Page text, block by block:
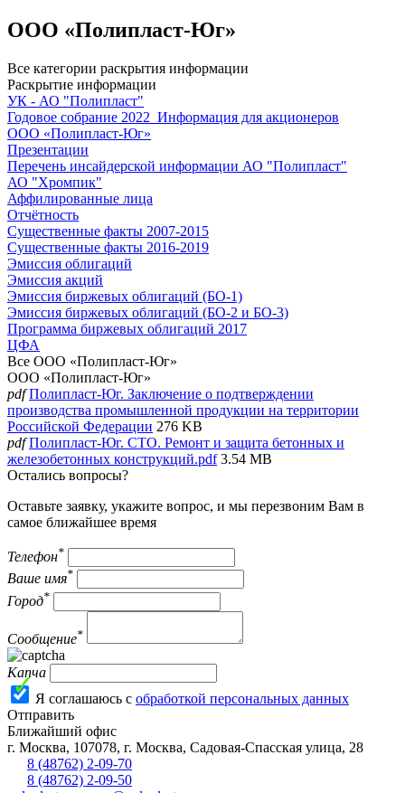
ООО «Полипласт-Юг»
Все категории раскрытия информации
Раскрытие информации
УК - АО "Полипласт"
Годовое собрание 2022_Информация для акционеров
ООО «Полипласт-Юг»
Презентации
Перечень инсайдерской информации АО "Полипласт"
АО "Хромпик"
Аффилированные лица
Отчётность
Существенные факты 2007-2015
Существенные факты 2016-2019
Эмиссия облигаций
Эмиссия акций
Эмиссия биржевых облигаций (БО-1)
Эмиссия биржевых облигаций (БО-2 и БО-3)
Программа биржевых облигаций 2017
ЦФА
Все ООО «Полипласт-Юг»
ООО «Полипласт-Юг»
pdf Полипласт-Юг. Заключение о подтверждении
производства промышленной продукции на территории
Российской Федерации 276 KB
pdf Полипласт-Юг. СТО. Ремонт и защита бетонных и
железобетонных конструкций.pdf 3.54 MB
Остались вопросы?
Оставьте заявку, укажите вопрос, и мы перезвоним Вам в
самое ближайшее время
Телефон*
Ваше имя*
Город*
Сообщение*
Капча
Я соглашаюсь с обработкой персональных данных
Отправить
Ближайший офис
г. Москва, 107078, г. Москва, Садовая-Спасская улица, 28
8 (48762) 2-09-70
8 (48762) 2-09-50